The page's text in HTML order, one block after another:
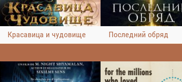
Красавица и чудовище
Последний обряд